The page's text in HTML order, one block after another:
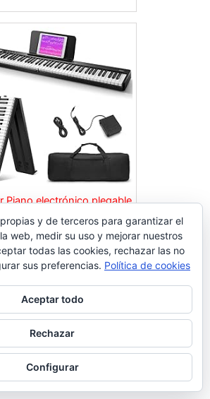
Piano electrónico plegable
de 88 Teclas, Teclado
de Tamaño
para Principiantes,
de Piano Digital
EP-10
Comprar en Amazon
Nuestra Publicación
y de terceros para garantizar el
web, medir su uso y mejorar nuestros
todas las cookies, rechazar las no
sus preferencias. Política de cookies
Aceptar todo
Rechazar
Configurar